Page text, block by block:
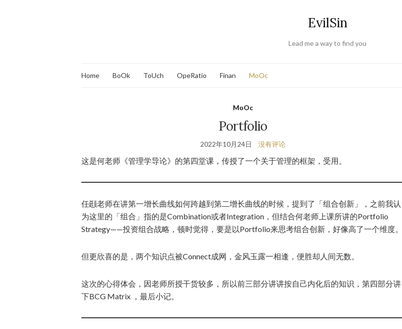
EvilSin
Lead me a way to find you
Home BoOk ToUch OpeRatio Finan MoOc
MoOc
Portfolio
2022年10月24日 没有评论
这是何老师《管理学导论》的第四堂课，传授了一个关于管理的框架，受用。
任颋老师在讲第一增长曲线如何跨越到第二增长曲线的时候，提到了「组合创新」，之前我认
为这里的「组合」指的是Combination或者Integration，但结合何老师上课所讲的Portfolio
Strategy——投资组合战略，顿时觉得，要是以Portfolio来思考组合创新，好像高了一个维度。
但更欣喜的是，两个知识点被Connect成网，金风玉露一相逢，便胜却人间无数。
这次的心得体会，因老师所授干货较多，所以前三部分讲讲按自己内化后的知识，第四部分讲
下BCG Matrix ，最后小记。